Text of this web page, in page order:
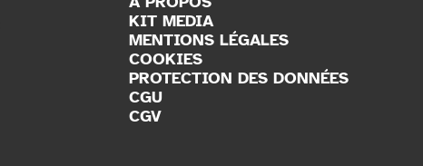
KIT MEDIA
MENTIONS LÉGALES
COOKIES
PROTECTION DES DONNÉES
CGU
CGV